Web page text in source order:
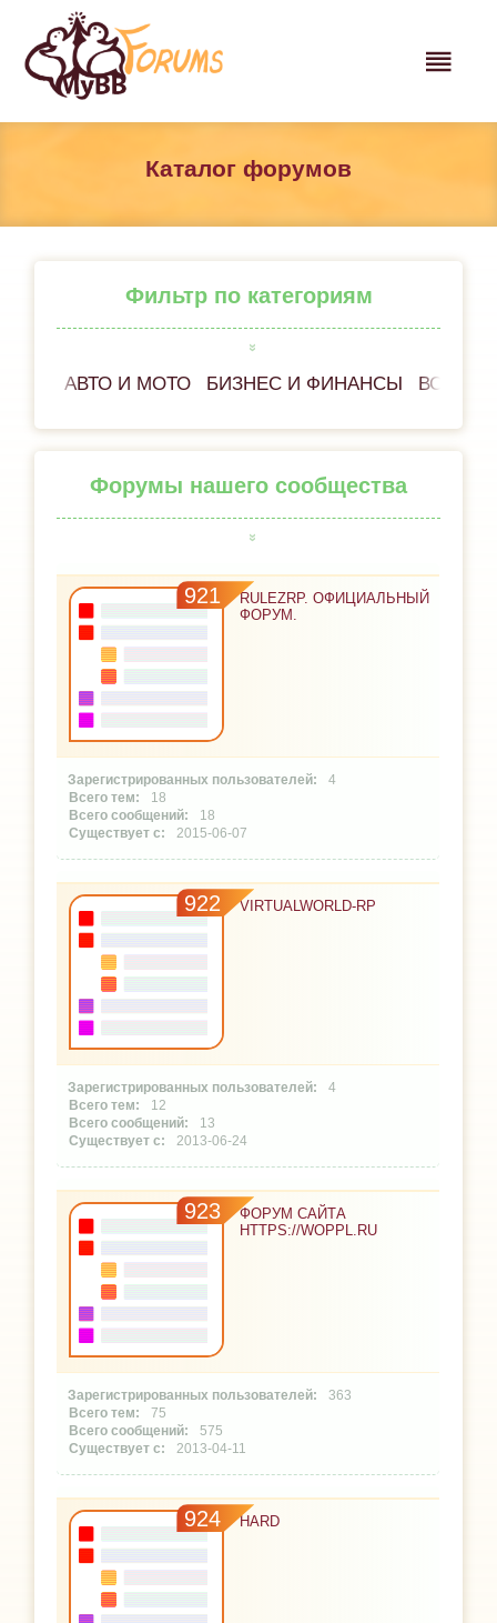
Каталог форумов
Фильтр по категориям
АВТО И МОТО БИЗНЕС И ФИНАНСЫ ВСЁ
Форумы нашего сообщества
921
RULEZRP. ОФИЦИАЛЬНЫЙ
ФОРУМ.
4
18
18
2015-06-07
922 VIRTUALWORLD-RP
4
12
13
2013-06-24
923
ФОРУМ САЙТА
HTTPS://WOPPL.RU
363
75
575
2013-04-11
924 HARD